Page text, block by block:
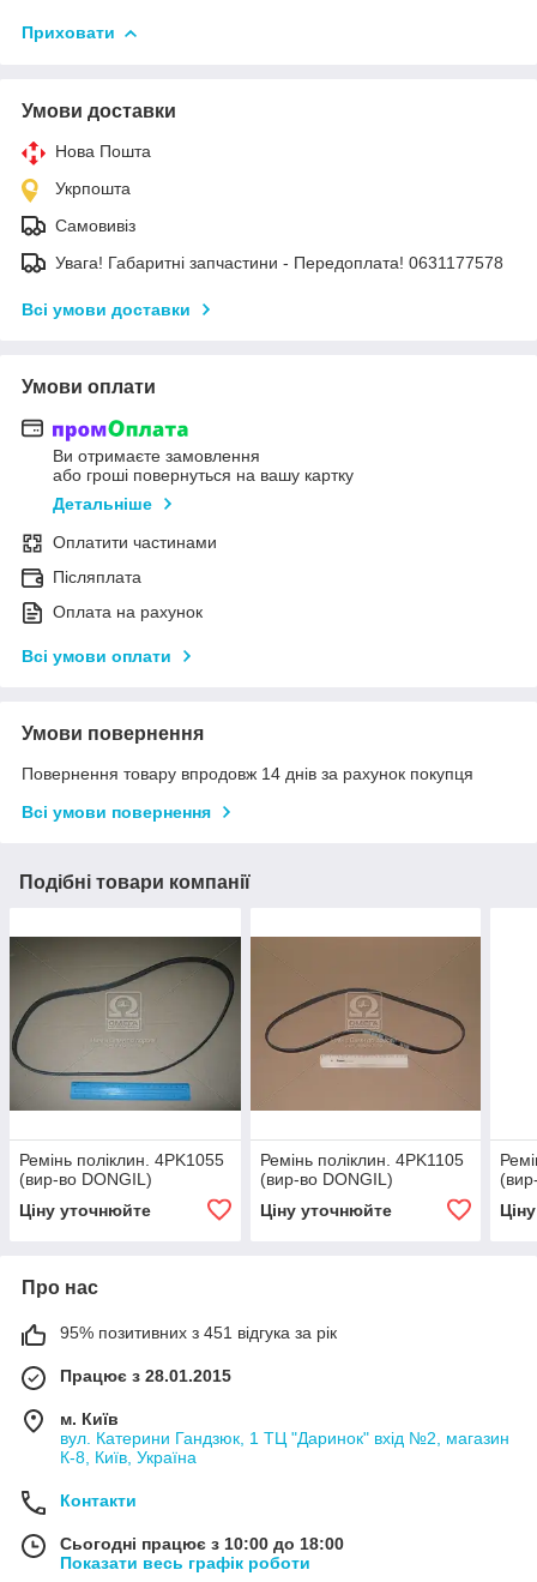
Приховати
Умови доставки
Нова Пошта
Укрпошта
Самовивіз
Увага! Габаритні запчастини - Передоплата! 0631177578
Всі умови доставки
Умови оплати
Ви отримаєте замовлення
або гроші повернуться на вашу картку
Детальніше
Оплатити частинами
Післяплата
Оплата на рахунок
Всі умови оплати
Умови повернення
Повернення товару впродовж 14 днів за рахунок покупця
Всі умови повернення
Подібні товари компанії
Ремінь поліклин. 4PK1055
(вир-во DONGIL)
Ціну уточнюйте
Ремінь поліклин. 4PK1105
(вир-во DONGIL)
Ціну уточнюйте
Про нас
95% позитивних з 451 відгука за рік
Працює з 28.01.2015
м. Київ
вул. Катерини Гандзюк, 1 ТЦ "Даринок" вхід №2, магазин
К-8, Київ, Україна
Контакти
Сьогодні працює з 10:00 до 18:00
Показати весь графік роботи